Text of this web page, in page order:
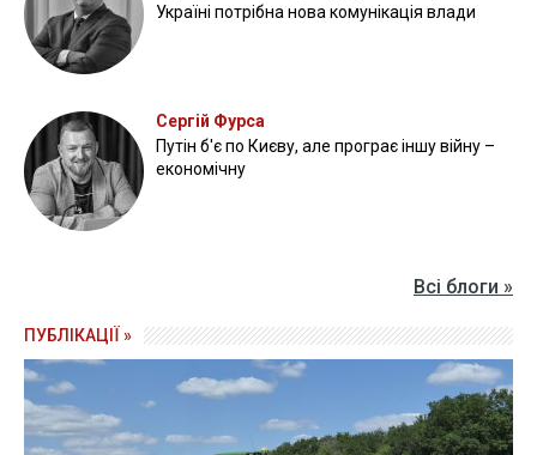
Україні потрібна нова комунікація влади
Сергій Фурса
Путін б'є по Києву, але програє іншу війну –
економічну
Всі блоги »
ПУБЛІКАЦІЇ »